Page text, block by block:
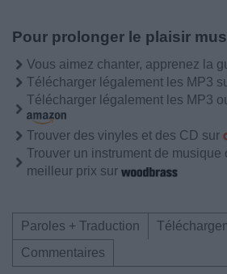
Pour prolonger le plaisir
Vous aimez chanter, apprenez la
Télécharger légalement les MP3
Télécharger légalement les MP3
Trouver des vinyles et des CD sur
Trouver un instrument de musique
meilleur prix sur
Paroles + Traduction
Commentaires